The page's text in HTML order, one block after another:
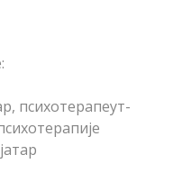
психотерапеут-